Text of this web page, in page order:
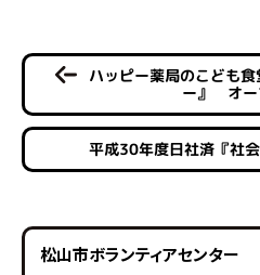
ハッピー薬局のこども
ー』 オー
平成30年度日社済『社
松山市ボランティアセンター